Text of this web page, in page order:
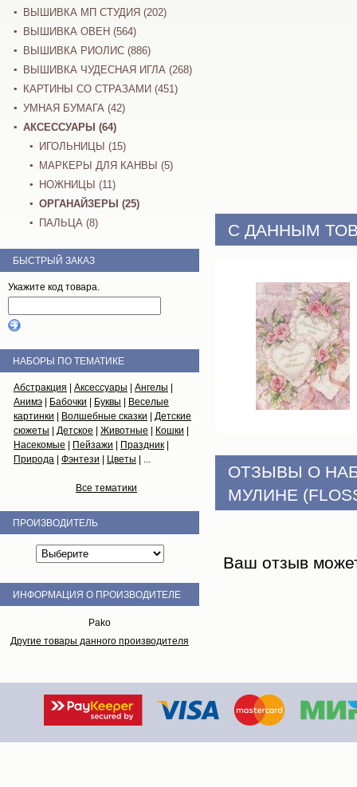
С ДАННЫМ
ОТЗЫВЫ О
МУЛИНЕ
Ваш отзыв
ВЫШИВКА МП СТУДИЯ (202)
ВЫШИВКА ОВЕН (564)
ВЫШИВКА РИОЛИС (886)
ВЫШИВКА ЧУДЕСНАЯ ИГЛА (268)
КАРТИНЫ СО СТРАЗАМИ (451)
УМНАЯ БУМАГА (42)
АКСЕССУАРЫ (64)
ИГОЛЬНИЦЫ (15)
МАРКЕРЫ ДЛЯ КАНВЫ (5)
НОЖНИЦЫ (11)
ОРГАНАЙЗЕРЫ (25)
ПАЛЬЦА (8)
БЫСТРЫЙ ЗАКАЗ
Укажите код товара.
НАБОРЫ ПО ТЕМАТИКЕ
Абстракция Аксессуары Ангелы
Анимэ
Бабочки Буквы
Веселые
картинки
Волшебные сказки
Детские
сюжеты
Детское Животные Кошки
Насекомые
Пейзажи Праздник
Природа
Фэнтези Цветы | ...
Все тематики
ПРОИЗВОДИТЕЛЬ
ИНФОРМАЦИЯ О ПРОИЗВОДИТЕЛЕ
Pako
Другие товары данного производителя